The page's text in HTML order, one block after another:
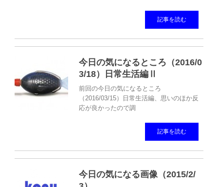
記事を読む
今日の気になるところ（2016/0
3/18）日常生活編Ⅱ
前回の今日の気になるところ
（2016/03/15）日常生活編、思いのほか反
応が良かったので調
記事を読む
今日の気になる画像（2015/2/